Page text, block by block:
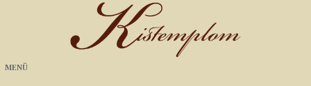
Kistemplom
MENÜ